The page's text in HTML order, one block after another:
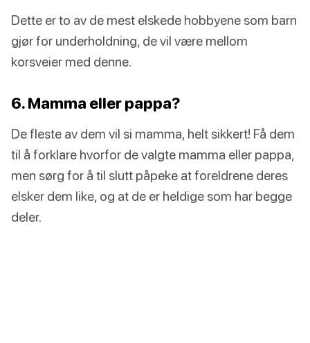
Dette er to av de mest elskede hobbyene som barn
gjør for underholdning, de vil være mellom
korsveier med denne.
6. Mamma eller pappa?
De fleste av dem vil si mamma, helt sikkert! Få dem
til å forklare hvorfor de valgte mamma eller pappa,
men sørg for å til slutt påpeke at foreldrene deres
elsker dem like, og at de er heldige som har begge
deler.